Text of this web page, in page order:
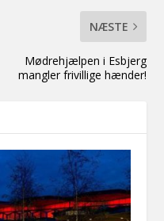
NÆSTE
Mødrehjælpen i Esbjerg
mangler frivillige hænder!